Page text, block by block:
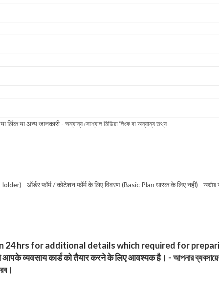
अन्य जानकारी - অন্যান্য সোশ্যাল মিডিয়া লিংক বা অন্যান্য তথ্য
फॉर्म / कोटेशन फॉर्म के लिए विवरण (Basic Plan धारक के लिए नहीं) - অর্ডার ফর্ম /
hrs for additional details which required for preparing
व्यवसाय कार्ड को तैयार करने के लिए आवश्यक है। - আপনার ব্যবসায়ের